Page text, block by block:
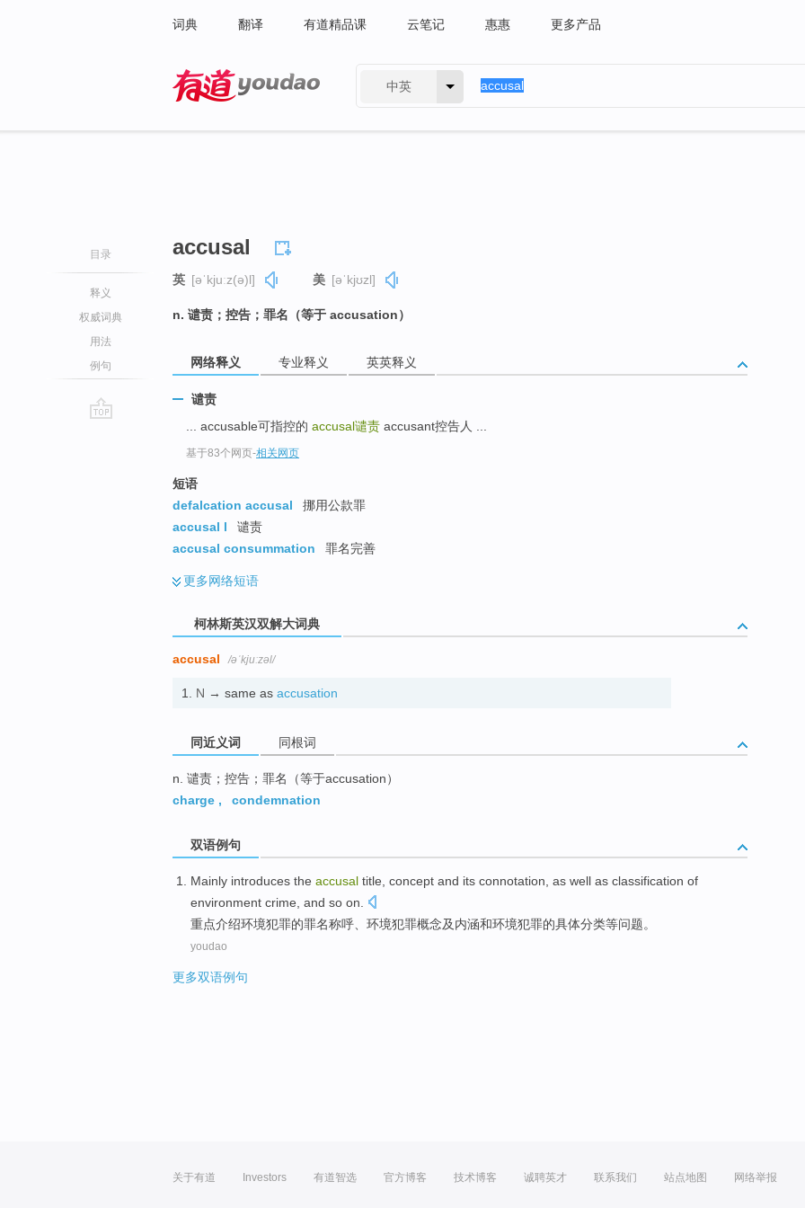
词典 翻译 有道精品课 云笔记 惠惠 更多产品
中英
目录
释义
权威词典
用法
例句
accusal
英 [əˈkjuːz(ə)l] 美 [əˈkjʊzl]
n. 谴责；控告；罪名（等于 accusation）
网络释义 专业释义 英英释义
谴责
... accusable可指控的 accusal谴责 accusant控告人 ...
基于83个网页-相关网页
短语
defalcation accusal
挪用公款罪
accusal l
谴责
accusal consummation
罪名完善
更多网络短语
柯林斯英汉双解大词典
accusal /əˈkjuːzəl/
1. N → same as accusation
同近义词 同根词
n. 谴责；控告；罪名（等于accusation）
charge , condemnation
双语例句
Mainly introduces the accusal title, concept and its connotation , as well as classification of
environment crime and so on.
重点介绍环境犯罪的罪名称呼、环境犯罪概念及内涵和环境犯罪的具体分类等问题。
youdao
更多双语例句
关于有道 Investors 有道智选 官方博客 技术博客 诚聘英才 联系我们 站点地图 网络举报